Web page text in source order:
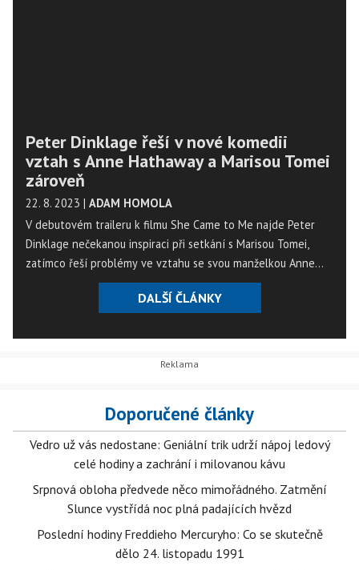
Peter Dinklage řeší v nové komedii
vztah s Anne Hathaway a Marisou Tomei
zároveň
22. 8. 2023 | ADAM HOMOLA
V debutovém traileru k filmu She Came to Me najde Peter
Dinklage nečekanou inspiraci při setkání s Marisou Tomei,
zatímco řeší problémy ve vztahu se svou manželkou Anne
DALŠÍ ČLÁNKY
Doporučené články
Vedro už vás nedostane: Geniální trik udrží nápoj ledový
celé hodiny a zachrání i milovanou kávu
Srpnová obloha předvede něco mimořádného. Zatmění
Slunce vystřídá noc plná padajících hvězd
Poslední hodiny Freddieho Mercuryho: Co se skutečně
dělo 24. listopadu 1991